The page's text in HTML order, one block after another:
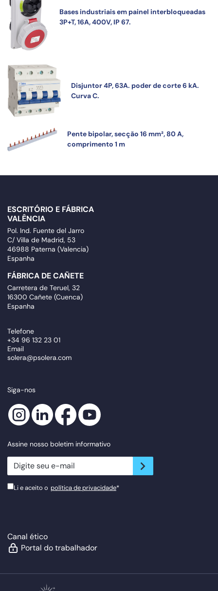
Bases industriais em painel interbloqueadas
3P+T, 16A, 400V, IP 67.
Disjuntor 4P, 63A. poder de corte 6 kA.
Curva C.
Pente bipolar, secção 16 mm², 80 A,
comprimento 1 m
ESCRITÓRIO E FÁBRICA
VALÊNCIA
Pol. Ind. Fuente del Jarro
C/ Villa de Madrid, 53
46988 Paterna (Valencia)
Espanha
FÁBRICA DE CAÑETE
Carretera de Teruel, 32
16300 Cañete (Cuenca)
Espanha
Telefone
+34 96 132 23 01
Email
solera@psolera.com
Siga-nos
Assine nosso boletim informativo
newsletter.suscribe
Li e aceito o política de privacidade*
Canal ético
Portal do trabalhador